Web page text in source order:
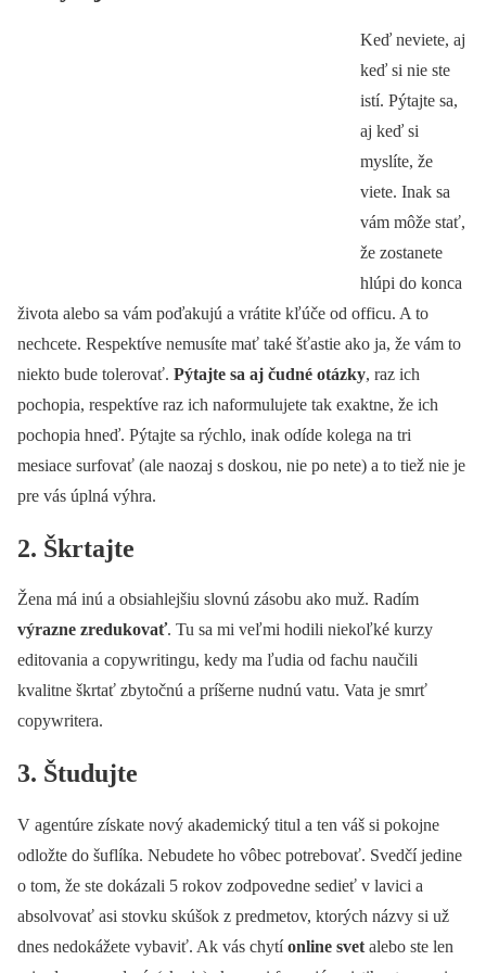
Keď neviete, aj
keď si nie ste
istí. Pýtajte sa,
aj keď si
myslíte, že
viete. Inak sa
vám môže stať,
že zostanete
hlúpi do konca
života alebo sa vám poďakujú a vrátite kľúče od officu. A to
nechcete. Respektíve nemusíte mať také šťastie ako ja, že vám to
niekto bude tolerovať. Pýtajte sa aj čudné otázky, raz ich
pochopia, respektíve raz ich naformulujete tak exaktne, že ich
pochopia hneď. Pýtajte sa rýchlo, inak odíde kolega na tri
mesiace surfovať (ale naozaj s doskou, nie po nete) a to tiež nie je
pre vás úplná výhra.
2. Škrtajte
Žena má inú a obsiahlejšiu slovnú zásobu ako muž. Radím
výrazne zredukovať. Tu sa mi veľmi hodili niekoľké kurzy
editovania a copywritingu, kedy ma ľudia od fachu naučili
kvalitne škrtať zbytočnú a príšerne nudnú vatu. Vata je smrť
copywritera.
3. Študujte
V agentúre získate nový akademický titul a ten váš si pokojne
odložte do šuflíka. Nebudete ho vôbec potrebovať. Svedčí jedine
o tom, že ste dokázali 5 rokov zodpovedne sedieť v lavici a
absolvovať asi stovku skúšok z predmetov, ktorých názvy si už
dnes nedokážete vybaviť. Ak vás chytíonline svet alebo ste len